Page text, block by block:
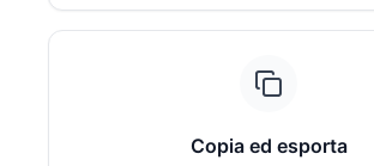
Copia ed esporta